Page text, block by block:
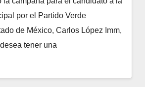
por el Partido Verde
de México, Carlos López Imm,
tener una